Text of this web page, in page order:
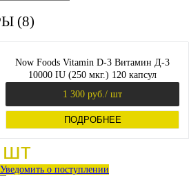
(8)
Now Foods Vitamin D-3 Витамин Д-3
10000 IU (250 мкг.) 120 капсул
1 300 руб. / шт
ПОДРОБНЕЕ
Уведомить о поступлении